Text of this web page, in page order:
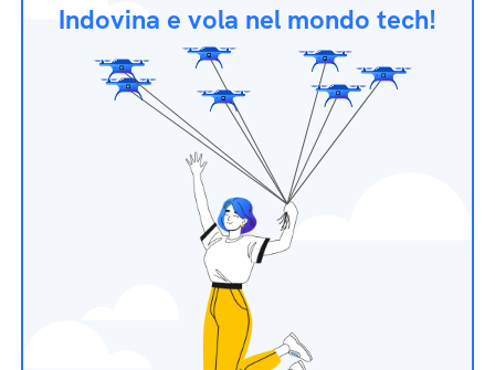
Indovina e vola nel mondo tech!